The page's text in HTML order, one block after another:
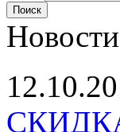
Новости
СКИДКА